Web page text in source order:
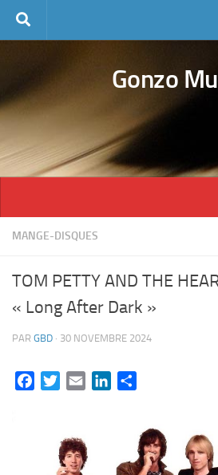
Skip to content
Gonzo
MANGE-DISQUES
TOM PETTY AND THE
« Long After Dark »
PAR GBD · 30 NOVEMBRE 2024
FacebookTwitterEmail LinkedIn